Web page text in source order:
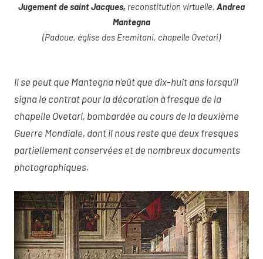
Jugement de saint Jacques, reconstitution virtuelle, Andrea
Mantegna
(Padoue, église des Eremitani, chapelle Ovetari)
Il se peut que Mantegna n’eût que dix-huit ans lorsqu’il
signa le contrat pour la décoration à fresque de la
chapelle Ovetari, bombardée au cours de la deuxième
Guerre Mondiale, dont il nous reste que deux fresques
partiellement conservées et de nombreux documents
photographiques.